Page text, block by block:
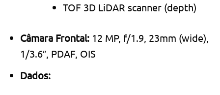
TOF 3D LiDAR scanner (depth)
Câmara Frontal: 12 MP, f/1.9, 23mm (wide),
1/3.6″, PDAF, OIS
Dados: